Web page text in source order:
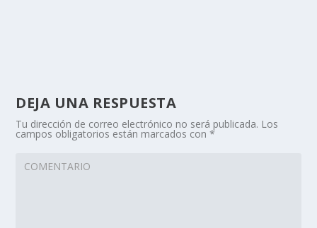
DEJA UNA RESPUESTA
Tu dirección de correo electrónico no será publicada. Los
campos obligatorios están marcados con*